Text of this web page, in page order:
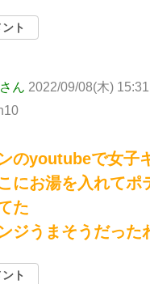
ト
ん 2022/09/08(木)
のyoutubeで女子
にお湯を入れてポ
た
ジうまそうだった
ト